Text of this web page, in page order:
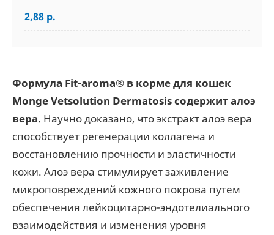
2,88 р.
Формула Fit-aroma® в корме для кошек
Monge Vetsolution Dermatosis содержит алоэ
вера. Научно доказано, что экстракт алоэ вера
способствует регенерации коллагена и
восстановлению прочности и эластичности
кожи. Алоэ вера стимулирует заживление
микроповреждений кожного покрова путем
обеспечения лейкоцитарно-эндотелиального
взаимодействия и изменения уровня